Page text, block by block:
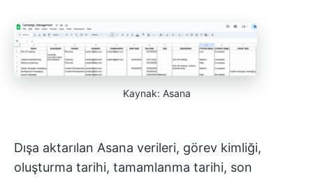
Kaynak: Asana
Dışa aktarılan Asana verileri, görev kimliği,
oluşturma tarihi, tamamlanma tarihi, son